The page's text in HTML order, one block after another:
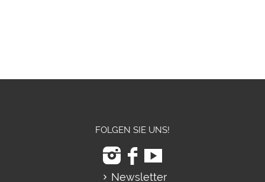
FOLGEN SIE UNS!
Newsletter